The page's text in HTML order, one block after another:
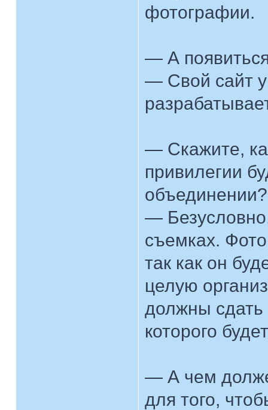
фотографии.
— А
— Свой сайт у
— Скажите,
привилегии
объединении?
—
съемках.
так как он
целую
должны сдать
которого
— А чем
для того,